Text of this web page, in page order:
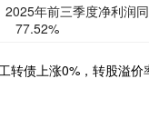
2025年前三季度净利润
77.52%